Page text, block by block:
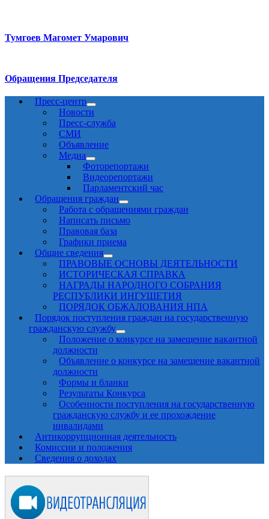
Тумгоев Магомет Умарович
Обращения Председателя
Пресс-центр
Новости
Пресс-служба
СМИ
Объявление
Медиа
Фоторепортажи
Видеорепортажи
Парламентский час
Обращения граждан
Работа с обращениями граждан
Написать письмо
Правовая база
Графики приема
Общие сведения
ПРАВОВЫЕ ОСНОВЫ ДЕЯТЕЛЬНОСТИ
ИСТОРИЧЕСКАЯ СПРАВКА
НАГРАДЫ НАРОДНОГО СОБРАНИЯ
РЕСПУБЛИКИ ИНГУШЕТИЯ
ПОРЯДОК ОБЖАЛОВАНИЯ НПА
Порядок поступления граждан на государственную
гражданскую службу
Положение о конкурсе на замещение вакантной
должности
Объявление о конкурсе на замещение вакантной
должности
Формы и бланки
Результаты Конкурса
Особенности поступления на государственную
гражданскую службу и ее прохождение
инвалидами
Антикоррупционная деятельность
Комиссии и положения
Сведения о доходах